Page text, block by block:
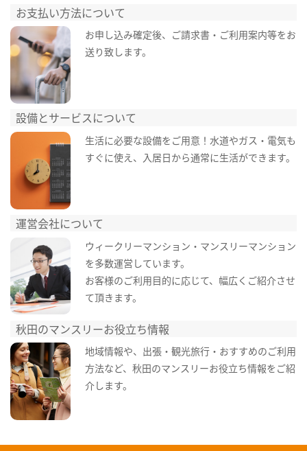
お支払い方法について
お申し込み確定後、ご請求書・ご利用案内等をお
送り致します。
設備とサービスについて
生活に必要な設備をご用意！水道やガス・電気も
すぐに使え、入居日から通常に生活ができます。
運営会社について
ウィークリーマンション・マンスリーマンション
を多数運営しています。
お客様のご利用目的に応じて、幅広くご紹介させ
て頂きます。
秋田のマンスリーお役立ち情報
地域情報や、出張・観光旅行・おすすめのご利用
方法など、秋田のマンスリーお役立ち情報をご紹
介します。